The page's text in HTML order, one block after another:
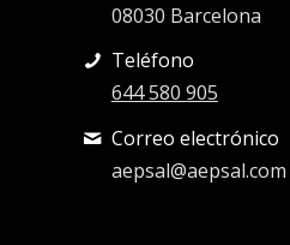
08030 Barcelona
Teléfono
644 580 905
Correo electrónico
aepsal@aepsal.com